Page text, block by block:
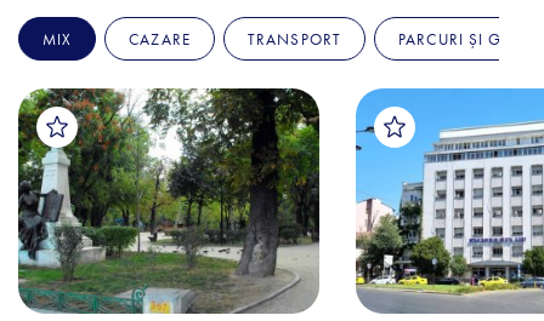
MIX CAZARE TRANSPORT PARCURI ȘI